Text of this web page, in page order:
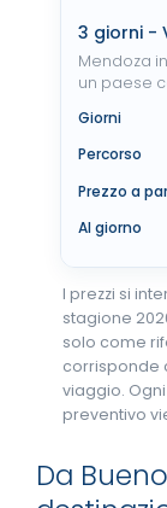
3 giorni -
Mendoza
un paese
Giorni
Percorso
Prezzo a
Al giorno
I prezzi si
stagione
solo come
corrisponde
viaggio.
preventivo
Da